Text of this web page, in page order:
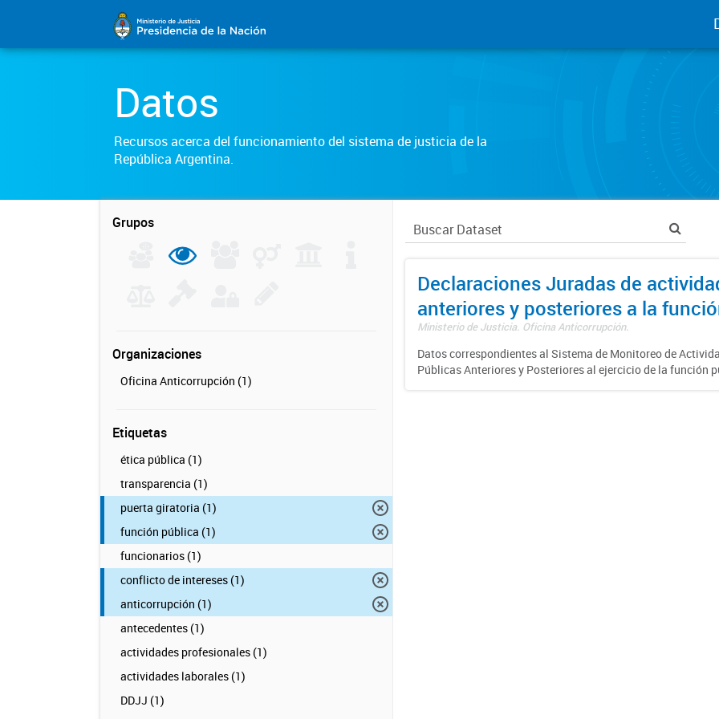
Datos
Recursos acerca del funcionamiento del sistema de justicia de la
República Argentina.
Grupos
Organizaciones
Oficina Anticorrupción (1)
Etiquetas
ética pública (1)
transparencia (1)
puerta giratoria (1)
función pública (1)
funcionarios (1)
conflicto de intereses (1)
anticorrupción (1)
antecedentes (1)
actividades profesionales (1)
actividades laborales (1)
DDJJ (1)
Declaraciones Juradas de
anteriores y posteriores a la
Ministerio de Justicia. Oficina Anticorrupción.
Datos correspondientes al Sistema de Monitoreo de
Públicas Anteriores y Posteriores al ejercicio de la función